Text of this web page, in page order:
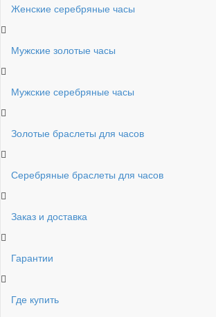
Женские серебряные часы
Мужские золотые часы
Мужские серебряные часы
Золотые браслеты для часов
Серебряные браслеты для часов
Заказ и доставка
Гарантии
Где купить